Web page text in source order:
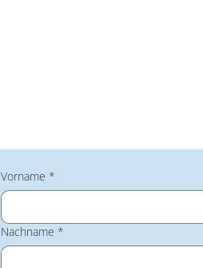
Vorname *
Nachname *